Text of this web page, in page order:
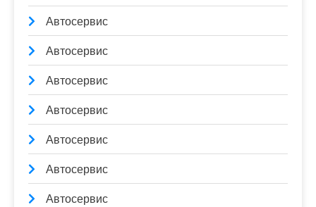
Автосервис
Автосервис
Автосервис
Автосервис
Автосервис
Автосервис
Автосервис